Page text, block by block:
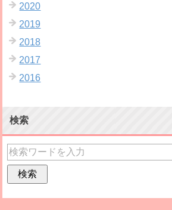
2020
2019
2018
2017
2016
検索